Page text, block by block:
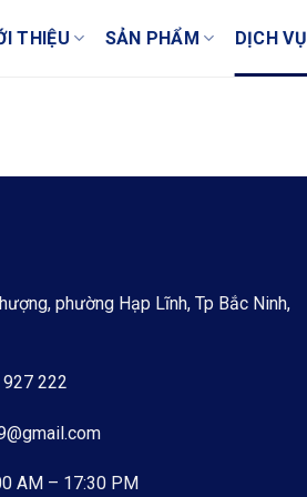
THIỆU SẢN PHẨM DỊCH VỤ
phường Hạp Lĩnh, Tp Bắc Ninh,
222
AM – 17:30 PM